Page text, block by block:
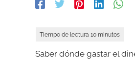
Saber dónde gastar el